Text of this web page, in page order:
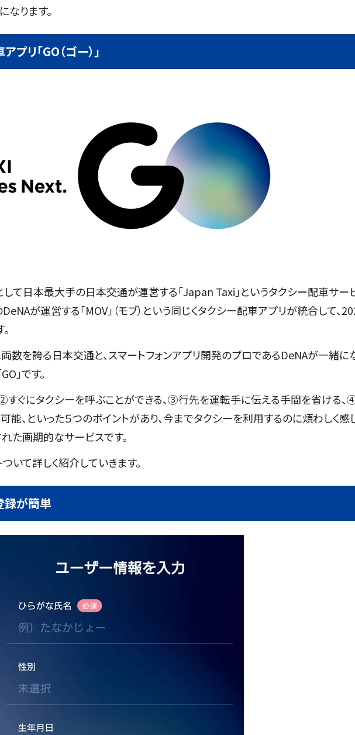
なります。
プリ「GO（ゴー）」
して日本最大手の日本交通が運営する「Japan Taxi」というタクシー配車サー
が運営する「MOV」（モブ）という同じくタクシー配車アプリが統合して、
数を誇る日本交通と、スマートフォンアプリ開発のプロであるDeNAが一緒に
」です。
ぐにタクシーを呼ぶことができる、③行先を運転手に伝える手間を省ける、
、といった５つのポイントがあり、今までタクシーを利用するのに煩わしく感
た画期的なサービスです。
いて詳しく紹介していきます。
録が簡単